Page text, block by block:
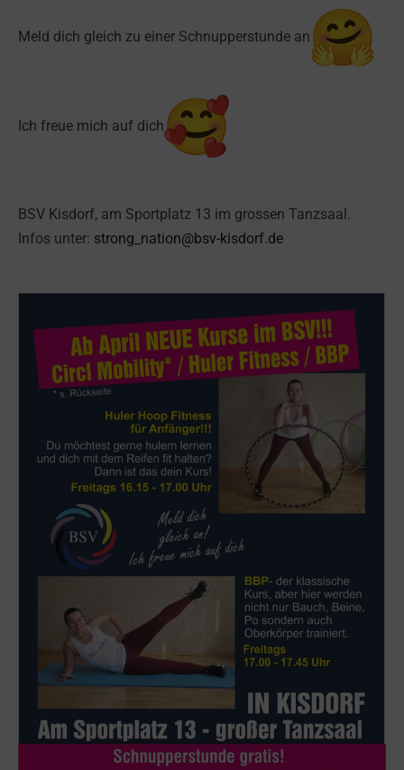
Meld dich gleich zu einer Schnupperstunde an
Ich freue mich auf dich
BSV Kisdorf, am Sportplatz 13 im grossen Tanzsaal.
Infos unter: strong_nation@bsv-kisdorf.de